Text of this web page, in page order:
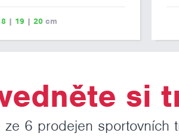
| 19 | 20cm
si
ze 6 prodejen sportovních